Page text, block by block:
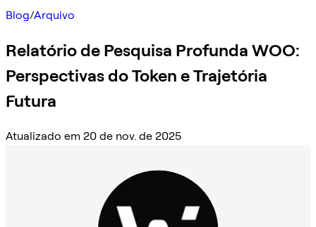
Blog/Arquivo
Relatório de Pesquisa Profunda WOO:
Perspectivas do Token e Trajetória
Futura
Atualizado em 20 de nov. de 2025